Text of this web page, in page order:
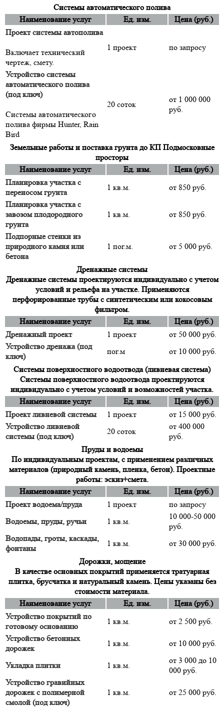
Системы автоматического полива
Наименование услуг
Ед. изм.
Цена (руб.)
Проект системы автополива
Включает технический
чертеж, смету.
1 проект по запросу
Устройство системы
автоматического полива
(под ключ)
Системы автоматического
полива фирмы Hunter, Rain
Bird
20 соток
от 1 000 000
руб.
Земельные работы и поставка грунта до КП Подмосковные
просторы
Наименование услуг
Ед. изм.
Цена (руб.)
Планировка участка с
переносом грунта
1 кв.м.
от 850 руб.
Планировка участка с
завозом плодородного
грунта
1 кв.м. от 850 руб.
Подпорные стенки из
природного камня или
бетона
1 пог.м. от 5 000 руб.
Дренажные системы
Дренажные системы проектируются индивидуально с учетом
условий и рельефа на участке. Применяются
перфорированные трубы с синтетическим или кокосовым
фильтром.
Наименование услуг
Ед. изм.
Цена (руб.)
Дренажный проект
1 проект
от 50 000 руб.
Устройство дренажа (под
ключ)
пог.м
от 10 000 руб.
Системы поверхностного водоотвода (ливневая система)
Системы поверхностного водоотвода проектируются
индивидуально с учетом условий и возможностей участка.
Наименование услуг
Ед. изм.
Цена (руб.)
Проект ливневой системы
1 проект
от 15 000 руб.
Устройство ливневой
системы (под ключ)
20 соток
от 400 000
руб.
Пруды и водоемы
По индивидуальным проектам, с применением различных
материалов (природный камень, пленка, бетон). Проектные
работы: эскиз+смета.
Наименование услуг
Ед. изм.
Цена (руб.)
Проект водоема/пруда
1 проект
по запросу
Водоемы, пруды, ручьи
1 кв.м.
10 000-50 000
руб.
Водопады, гроты, каскады,
фонтаны
1 кв.м.
от 30 000 руб.
Дорожки, мощение
В качестве основных покрытий применяется тратуарная
плитка, брусчатка и натуральный камень. Цены указаны без
стоимости материала.
Наименование услуг
Ед. изм.
Цена (руб.)
Устройство покрытий по
готовому основанию
1 кв.м.
от 2 500 руб.
Устройство бетонных
дорожек
1 кв.м. от 10 000 руб.
Укладка плитки 1 кв.м.
от 3 000 до 10
000 руб.
Устройство гравийных
дорожек с полимерной
смолой (под ключ)
1 кв.м. от 25 000 руб.